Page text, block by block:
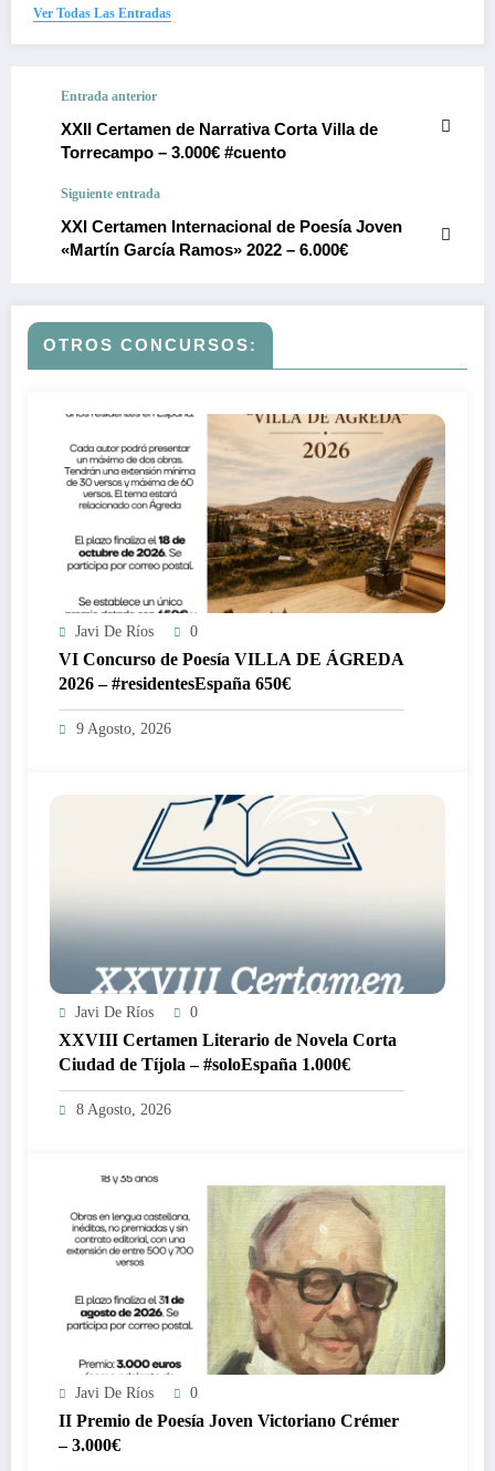
Ver Todas Las Entradas
Entrada anterior
XXII Certamen de Narrativa Corta Villa de
Torrecampo – 3.000€ #cuento
Siguiente entrada
XXI Certamen Internacional de Poesía Joven
«Martín García Ramos» 2022 – 6.000€
OTROS CONCURSOS:
Javi De Ríos 0
VI Concurso de Poesía VILLA DE ÁGREDA
2026 – #residentesEspaña 650€
9 Agosto, 2026
Javi De Ríos 0
XXVIII Certamen Literario de Novela Corta
Ciudad de Tíjola – #soloEspaña 1.000€
8 Agosto, 2026
Javi De Ríos 0
II Premio de Poesía Joven Victoriano Crémer
– 3.000€